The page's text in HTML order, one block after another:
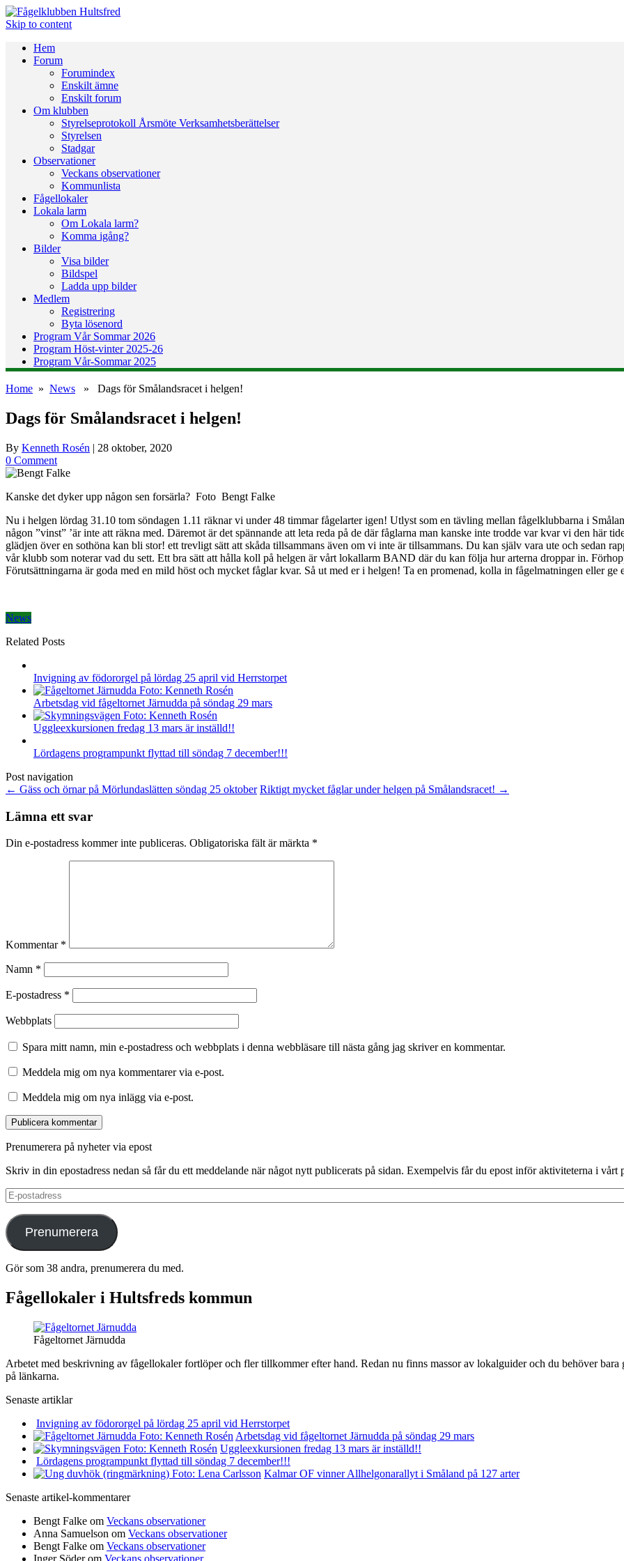
Skip to content
Hem
Forum
Forumindex
Enskilt ämne
Enskilt forum
Om klubben
Styrelseprotokoll Årsmöte Verksamhetsberättelser
Styrelsen
Stadgar
Observationer
Veckans observationer
Kommunlista
Fågellokaler
Lokala larm
Om Lokala larm?
Komma igång?
Bilder
Visa bilder
Bildspel
Ladda upp bilder
Medlem
Registrering
Byta lösenord
Program Vår Sommar 2026
Program Höst-vinter 2025-26
Program Vår-Sommar 2025
Home » News » Dags för Smålandsracet i helgen!
Dags för Smålandsracet i helgen!
By Kenneth Rosén | 28 oktober, 2020
0 Comment
Kanske det dyker upp någon sen forsärla? Foto Bengt Falke
Nu i helgen lördag 31.10 tom söndagen 1.11 räknar vi under 48 timmar fågelarter igen! Utlyst som en tävling mellan fågelklubbarna i
någon ”vinst” ’är inte att räkna med. Däremot är det spännande att leta reda på de där fåglarna man kanske inte trodde var kvar vi den här
glädjen över en sothöna kan bli stor! ett trevligt sätt att skåda tillsammans även om vi inte är tillsammans. Du kan själv vara ute och sedan
vår klubb som noterar vad du sett. Ett bra sätt att hålla koll på helgen är vårt lokallarm BAND där du kan följa hur arterna droppar in.
Förutsättningarna är goda med en mild höst och mycket fåglar kvar. Så ut med er i helgen! Ta en promenad, kolla in fågelmatningen eller
News
Related Posts
Invigning av födororgel på lördag 25 april vid Herrstorpet
Arbetsdag vid fågeltornet Järnudda på söndag 29 mars
Uggleexkursionen fredag 13 mars är inställd!!
Lördagens programpunkt flyttad till söndag 7 december!!!
Post navigation
← Gäss och örnar på Mörlundaslätten söndag 25 oktober Riktigt mycket fåglar under helgen på Smålandsracet! →
Lämna ett svar
Din e-postadress kommer inte publiceras. Obligatoriska fält är märkta *
Kommentar *
Namn *
E-postadress *
Webbplats
Spara mitt namn, min e-postadress och webbplats i denna webbläsare till nästa gång jag skriver en kommentar.
Meddela mig om nya kommentarer via e-post.
Meddela mig om nya inlägg via e-post.
Prenumerera på nyheter via epost
Skriv in din epostadress nedan så får du ett meddelande när något nytt publicerats på sidan. Exempelvis får du epost inför aktiviteterna i vårt
E-
postadress
Prenumerera
Gör som 38 andra, prenumerera du med.
Fågellokaler i Hultsfreds kommun
Fågeltornet Järnudda
Arbetet med beskrivning av fågellokaler fortlöper och fler tillkommer efter hand. Redan nu finns massor av lokalguider och du behöver
på länkarna.
Senaste artiklar
Invigning av födororgel på lördag 25 april vid Herrstorpet
Arbetsdag vid fågeltornet Järnudda på söndag 29 mars
Uggleexkursionen fredag 13 mars är inställd!!
Lördagens programpunkt flyttad till söndag 7 december!!!
Kalmar OF vinner Allhelgonarallyt i Småland på 127 arter
Senaste artikel-kommentarer
Bengt Falke om Veckans observationer
Anna Samuelson om Veckans observationer
Bengt Falke om Veckans observationer
Inger Söderom Veckans observationer